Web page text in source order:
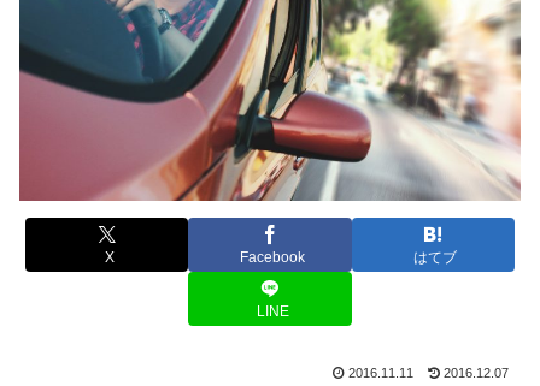
X Facebook はてブ
LINE
2016.11.11 2016.12.07